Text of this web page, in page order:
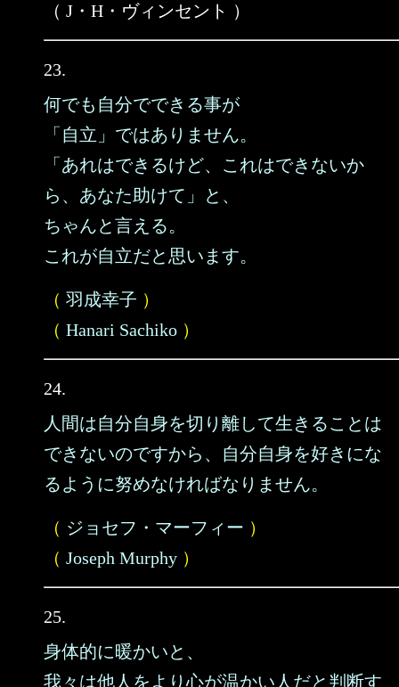
（ J・H・ヴィンセント ）
23.
何でも自分でできる事が
「自立」ではありません。
「あれはできるけど、これはできないか
ら、あなた助けて」と、
ちゃんと言える。
これが自立だと思います。
（ 羽成幸子 ）
（ Hanari Sachiko ）
24.
人間は自分自身を切り離して生きることは
できないのですから、自分自身を好きにな
るように努めなければなりません。
（ ジョセフ・マーフィー ）
（ Joseph Murphy ）
25.
身体的に暖かいと、
我々は他人をより心が温かい人だと判断す